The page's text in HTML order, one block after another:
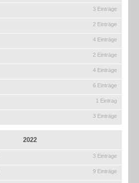
3 Einträge
2 Einträge
4 Einträge
2 Einträge
4 Einträge
6 Einträge
1 Eintrag
3 Einträge
2022
3 Einträge
9 Einträge